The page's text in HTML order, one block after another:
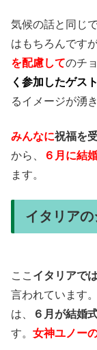
気候の話と同じで
はもちろんですが
を配慮してのチ
く参加したゲス
るイメージが湧
みんなに祝福を
から、
６月に結
ます。
イタリア
ここ イタリアでは
言われています
は、
６月が結婚
す。 女神ユノー